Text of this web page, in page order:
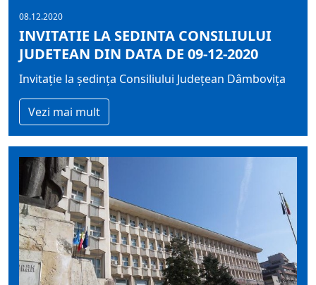
08.12.2020
INVITATIE LA SEDINTA CONSILIULUI
JUDETEAN DIN DATA DE 09-12-2020
Invitație la ședința Consiliului Județean Dâmbovița
Vezi mai mult